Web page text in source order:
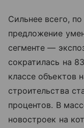
Сильнее всего,
предложение
сегменте —
сократилась на
классе объектов
строительства
процентов. В
новостроек на